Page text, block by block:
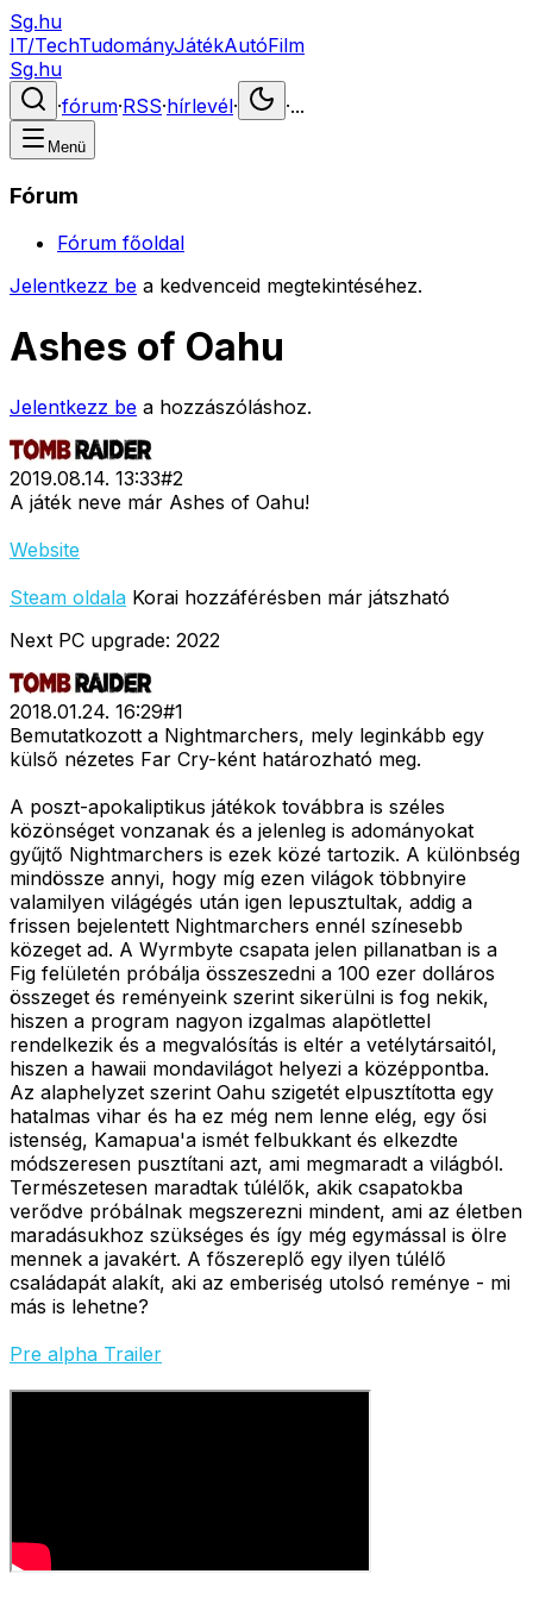
Sg.hu
IT/TechTudományJátékAutóFilm
Sg.hu
·fórum·RSS·hírlevél· ·...
Menü
Fórum
Fórum főoldal
Jelentkezz be a kedvenceid megtekintéséhez.
Ashes of Oahu
Jelentkezz be a hozzászóláshoz.
2019.08.14. 13:33#2
A játék neve már Ashes of Oahu!
Website
Steam oldala Korai hozzáférésben már játszható
Next PC upgrade: 2022
2018.01.24. 16:29#1
Bemutatkozott a Nightmarchers, mely leginkább egy
külső nézetes Far Cry-ként határozható meg.
A poszt-apokaliptikus játékok továbbra is széles
közönséget vonzanak és a jelenleg is adományokat
gyűjtő Nightmarchers is ezek közé tartozik. A különbség
mindössze annyi, hogy míg ezen világok többnyire
valamilyen világégés után igen lepusztultak, addig a
frissen bejelentett Nightmarchers ennél színesebb
közeget ad. A Wyrmbyte csapata jelen pillanatban is a
Fig felületén próbálja összeszedni a 100 ezer dolláros
összeget és reményeink szerint sikerülni is fog nekik,
hiszen a program nagyon izgalmas alapötlettel
rendelkezik és a megvalósítás is eltér a vetélytársaitól,
hiszen a hawaii mondavilágot helyezi a középpontba.
Az alaphelyzet szerint Oahu szigetét elpusztította egy
hatalmas vihar és ha ez még nem lenne elég, egy ősi
istenség, Kamapua'a ismét felbukkant és elkezdte
módszeresen pusztítani azt, ami megmaradt a világból.
Természetesen maradtak túlélők, akik csapatokba
verődve próbálnak megszerezni mindent, ami az életben
maradásukhoz szükséges és így még egymással is ölre
mennek a javakért. A főszereplő egy ilyen túlélő
családapát alakít, aki az emberiség utolsó reménye - mi
más is lehetne?
Pre alpha Trailer